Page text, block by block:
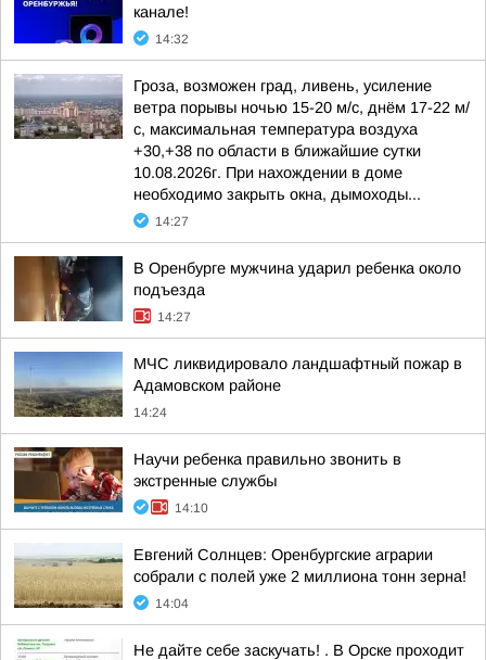
канале!
14:32
Гроза, возможен град, ливень, усиление
ветра порывы ночью 15-20 м/с, днём 17-22 м/
с, максимальная температура воздуха
+30,+38 по области в ближайшие сутки
10.08.2026г. При нахождении в доме
необходимо закрыть окна, дымоходы...
14:27
В Оренбурге мужчина ударил ребенка около
подъезда
14:27
МЧС ликвидировало ландшафтный пожар в
Адамовском районе
14:24
Научи ребенка правильно звонить в
экстренные службы
14:10
Евгений Солнцев: Оренбургские аграрии
собрали с полей уже 2 миллиона тонн зерна!
14:04
Не дайте себе заскучать! . В Орске проходит